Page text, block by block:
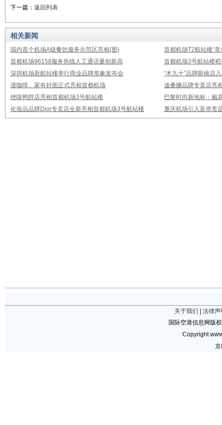
下一篇： 返回列表
相关新闻
国内首个机场A级餐饮服务示范区亮相(图)
首都机场T2航站楼“
首都机场96158服务热线人工通话量创新高
首都机场3号航站楼
深圳机场新航站楼举行商业品牌形象发布会
“木九十”品牌眼镜店
漫咖啡、家有好面正式亮相首都机场
迪桑娜品牌专卖店亮
绝味鸭脖店亮相首都机场3号航站楼
巴黎时尚新地标：戴
化妆品品牌Dior专卖店全新亮相首都机场3号航站楼
重庆机场引入富侨贵
关于我们
法律声
国际空港信息网版
Copyright